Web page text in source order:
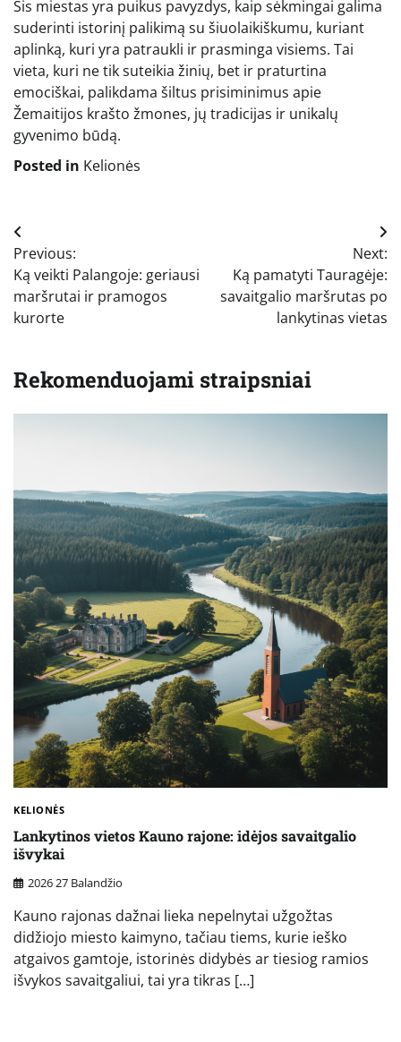
Šis miestas yra puikus pavyzdys, kaip sėkmingai galima
suderinti istorinį palikimą su šiuolaikiškumu, kuriant
aplinką, kuri yra patraukli ir prasminga visiems. Tai
vieta, kuri ne tik suteikia žinių, bet ir praturtina
emociškai, palikdama šiltus prisiminimus apie
Žemaitijos krašto žmones, jų tradicijas ir unikalų
gyvenimo būdą.
Posted in Kelionės
Navigacija
tarp
įrašų
Previous:
Ką veikti Palangoje: geriausi
maršrutai ir pramogos
kurorte
Next:
Ką pamatyti Tauragėje:
savaitgalio maršrutas po
lankytinas vietas
Rekomenduojami straipsniai
KELIONĖS
Lankytinos vietos Kauno rajone: idėjos savaitgalio
išvykai
2026 27 Balandžio
Kauno rajonas dažnai lieka nepelnytai užgožtas
didžiojo miesto kaimyno, tačiau tiems, kurie ieško
atgaivos gamtoje, istorinės didybės ar tiesiog ramios
išvykos savaitgaliui, tai yra tikras […]